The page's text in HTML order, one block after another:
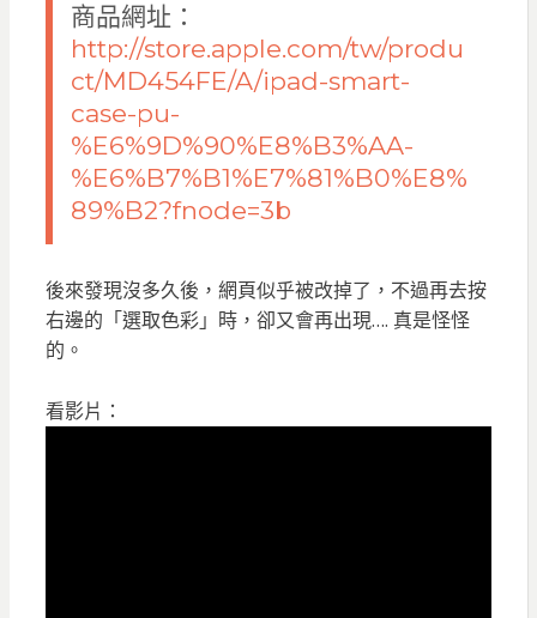
商品網址：
http://store.apple.com/tw/produ
ct/MD454FE/A/ipad-smart-
case-pu-
%E6%9D%90%E8%B3%AA-
%E6%B7%B1%E7%81%B0%E8%
89%B2?fnode=3b
後來發現沒多久後，網頁似乎被改掉了，不過再去按
右邊的「選取色彩」時，卻又會再出現…. 真是怪怪
的。
看影片：